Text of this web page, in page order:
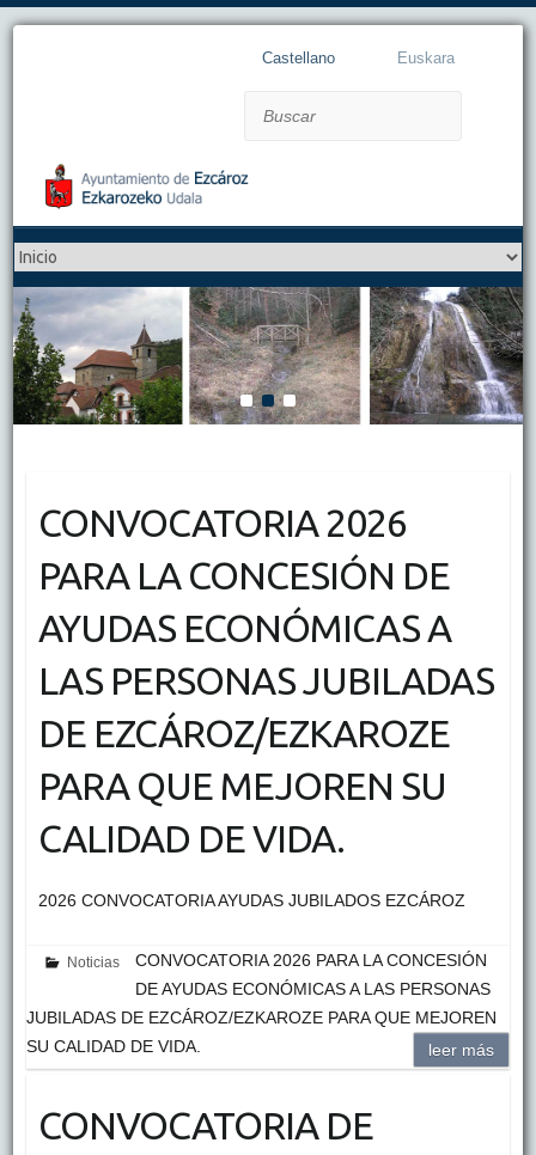
Castellano Euskara
1 2 3
CONVOCATORIA 2026
PARA LA CONCESIÓN DE
AYUDAS ECONÓMICAS A
LAS PERSONAS JUBILADAS
DE EZCÁROZ/EZKAROZE
PARA QUE MEJOREN SU
CALIDAD DE VIDA.
2026 CONVOCATORIA AYUDAS JUBILADOS EZCÁROZ
Noticias
CONVOCATORIA 2026 PARA LA CONCESIÓN
DE AYUDAS ECONÓMICAS A LAS PERSONAS
JUBILADAS DE EZCÁROZ/EZKAROZE PARA QUE MEJOREN
SU CALIDAD DE VIDA.
leer más
CONVOCATORIA DE